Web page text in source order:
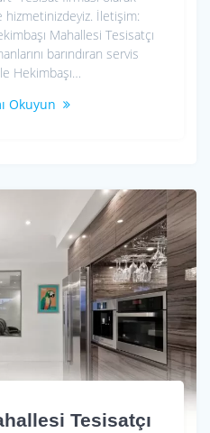
hizmetinizdeyiz. İletişim:
Mahallesi Tesisatçı
barındıran servis
Hekimbaşı…
Okuyun
Tesisatçı